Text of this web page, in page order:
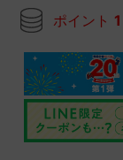
ポイント 1